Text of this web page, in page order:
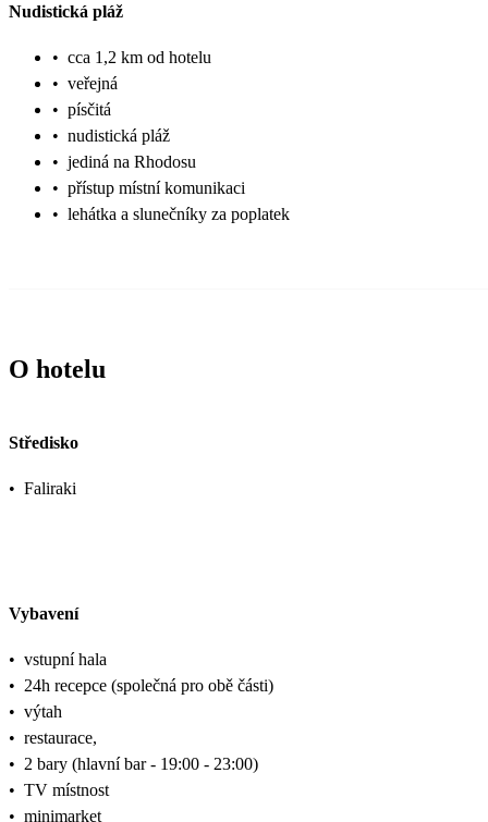
Nudistická pláž
• cca 1,2 km od hotelu
• veřejná
• písčitá
• nudistická pláž
• jediná na Rhodosu
• přístup místní komunikaci
• lehátka a slunečníky za poplatek
O hotelu
Středisko
• Faliraki
Vybavení
• vstupní hala
• 24h recepce (společná pro obě části)
• výtah
• restaurace,
• 2 bary (hlavní bar - 19:00 - 23:00)
• TV místnost
• minimarket